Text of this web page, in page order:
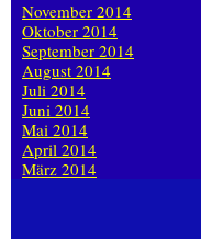
November 2014
Oktober 2014
September 2014
August 2014
Juli 2014
Juni 2014
Mai 2014
April 2014
März 2014